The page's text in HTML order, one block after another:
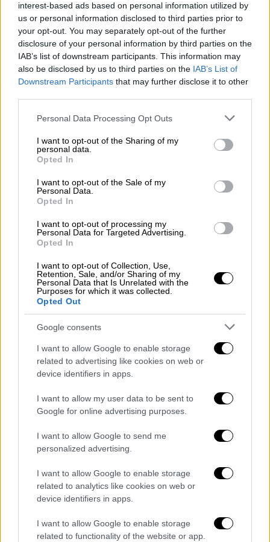
interest-based ads based on personal information utilized by
us or personal information disclosed to third parties prior to
your opt-out. You may separately opt-out of the further
disclosure of your personal information by third parties on the
IAB’s list of downstream participants. This information may
also be disclosed by us to third parties on the IAB’s List of
Downstream Participants that may further disclose it to other
Please note that this website/app uses one or more Google
not limited to your visit or usage behaviour. You may click to
grant or deny consent to Google and its third-party tags to
use your data for below specified purposes in below Google
consent section.
Personal Data Processing Opt Outs
I want to opt-out of the Sharing of my
personal data.
Opted In
I want to opt-out of the Sale of my
Personal Data.
Opted In
I want to opt-out of processing my
Personal Data for Targeted Advertising.
Opted In
I want to opt-out of Collection, Use,
Retention, Sale, and/or Sharing of my
Personal Data that Is Unrelated with the
Purposes for which it was collected.
Opted Out
Google consents
I want to allow Google to enable storage
related to advertising like cookies on web or
device identifiers in apps.
I want to allow my user data to be sent to
Google for online advertising purposes.
I want to allow Google to send me
personalized advertising.
I want to allow Google to enable storage
related to analytics like cookies on web or
device identifiers in apps.
I want to allow Google to enable storage
related to functionality of the website or app.
Συνολικά, διενεργήθηκαν 704 rapid test από
τα οποία ανευρέθησαν 11 κρούσματα (1,56%).
Τα θετικά αποτελέσματα των ελέγχων
αφορούν σε 7 άνδρες και 4 γυναίκες.
Παρατίθενται τα στοιχεία από τις χθεσινές
δράσεις σε ανοιχτούς χώρους ανά την
Ελλάδα στις ακόλουθες περιοχές.
ΠΕ Αργολίδας: Επαρχιακή Οδός Κρανιδίου
Πραγματοποιήθηκαν 203 rapid test και
άνδρες με διάμεση ηλικία τα 40 έτη.
Μητροπόλεως & Σολωμού 5
Πραγματοποιήθηκαν 114 rapid test και
άνδρα ηλικίας 54 ετών.
ΠΕ Θεσσαλίας: Σκεπαστή Αγορά Νεάπολης
Πραγματοποιήθηκαν 274 rapid test και
προέκυψαν 8 θετικά (2,92%). Αφορούν σε 4
άνδρες και 4 γυναίκες με διάμεση ηλικία τα
32 έτη.
Πραγματοποιήθηκαν 64 rapid test, τα
αποτελέσματα των οποίων ήταν όλα
αρνητικά.
Πραγματοποιήθηκαν 49 rapid test, τα
αποτελέσματα των οποίων ήταν όλα
Σημεία ελέγχων - Τετάρτη 2 Δεκεμβρίου